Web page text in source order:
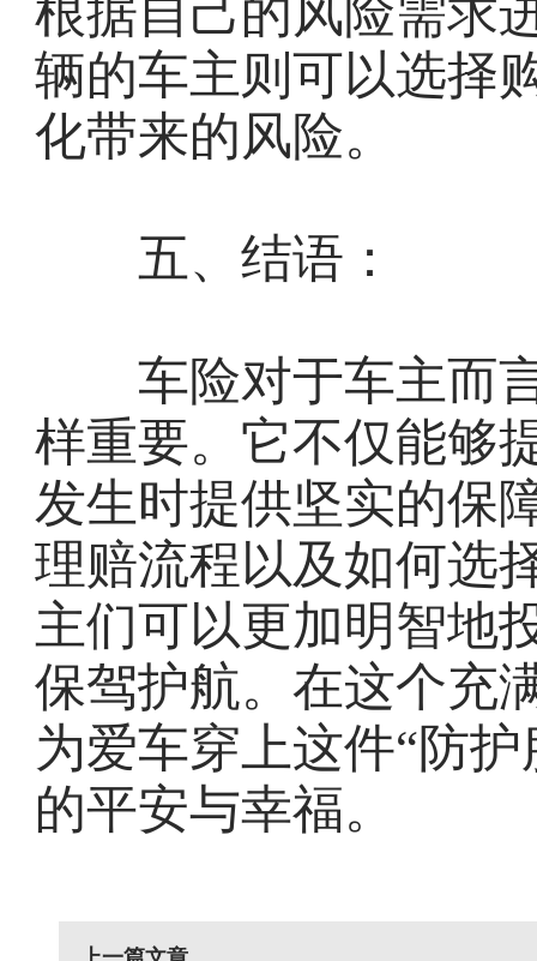
根据自己的风险需求
辆的车主则可以选择
化带来的风险。
五、结语：
车险对于车主而言
样重要。它不仅能够
发生时提供坚实的保
理赔流程以及如何选
主们可以更加明智地
保驾护航。在这个充
为爱车穿上这件“防
的平安与幸福。